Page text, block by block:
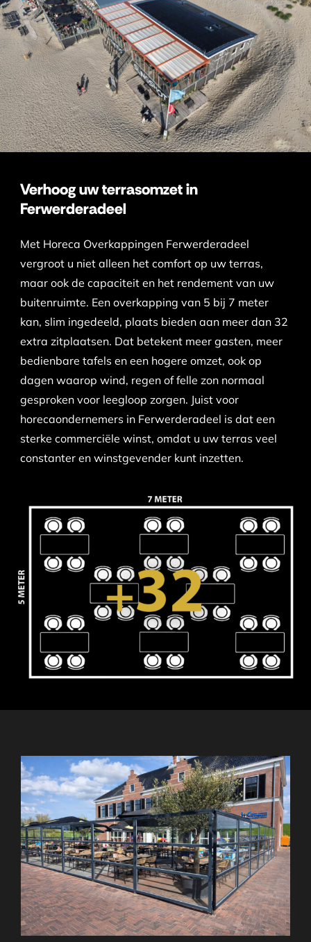
Verhoog uw terrasomzet in
Ferwerderadeel
Met Horeca Overkappingen Ferwerderadeel
vergroot u niet alleen het comfort op uw terras,
maar ook de capaciteit en het rendement van uw
buitenruimte. Een overkapping van 5 bij 7 meter
kan, slim ingedeeld, plaats bieden aan meer dan 32
extra zitplaatsen. Dat betekent meer gasten, meer
bedienbare tafels en een hogere omzet, ook op
dagen waarop wind, regen of felle zon normaal
gesproken voor leegloop zorgen. Juist voor
horecaondernemers in Ferwerderadeel is dat een
sterke commerciële winst, omdat u uw terras veel
constanter en winstgevender kunt inzetten.